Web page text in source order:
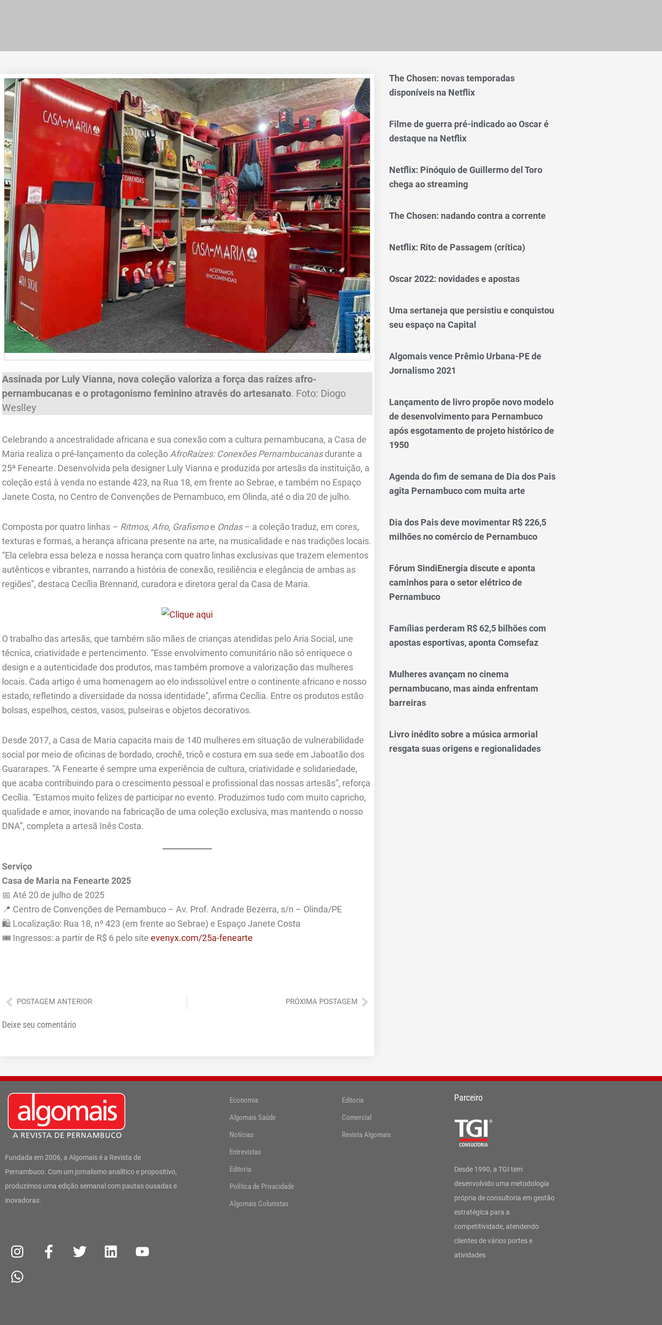
Assinada por Luly Vianna, nova coleção valoriza a força das raízes afro-
pernambucanas e o protagonismo feminino através do artesanato. Foto: Diogo
Weslley
Celebrando a ancestralidade africana e sua conexão com a cultura pernambucana, a Casa de
Maria realiza o pré-lançamento da coleçãoAfroRaízes: Conexões Pernambucanasdurante a
25ª Fenearte. Desenvolvida pela designer Luly Vianna e produzida por artesãs da instituição, a
coleção está à venda no estande 423, na Rua 18, em frente ao Sebrae, e também no Espaço
Janete Costa, no Centro de Convenções de Pernambuco, em Olinda, até o dia 20 de julho.
Composta por quatro linhas – Ritmos, Afro, Grafismoe Ondas– a coleção traduz, em cores,
texturas e formas, a herança africana presente na arte, na musicalidade e nas tradições locais.
“Ela celebra essa beleza e nossa herança com quatro linhas exclusivas que trazem elementos
autênticos e vibrantes, narrando a história de conexão, resiliência e elegância de ambas as
regiões”, destaca Cecília Brennand, curadora e diretora geral da Casa de Maria.
O trabalho das artesãs, que também são mães de crianças atendidas pelo Aria Social, une
técnica, criatividade e pertencimento. “Esse envolvimento comunitário não só enriquece o
design e a autenticidade dos produtos, mas também promove a valorização das mulheres
locais. Cada artigo é uma homenagem ao elo indissolúvel entre o continente africano e nosso
estado, refletindo a diversidade da nossa identidade”, afirma Cecília. Entre os produtos estão
bolsas, espelhos, cestos, vasos, pulseiras e objetos decorativos.
Desde 2017, a Casa de Maria capacita mais de 140 mulheres em situação de vulnerabilidade
social por meio de oficinas de bordado, crochê, tricô e costura em sua sede em Jaboatão dos
Guararapes. “A Fenearte é sempre uma experiência de cultura, criatividade e solidariedade,
que acaba contribuindo para o crescimento pessoal e profissional das nossas artesãs”, reforça
Cecília. “Estamos muito felizes de participar no evento. Produzimos tudo com muito capricho,
qualidade e amor, inovando na fabricação de uma coleção exclusiva, mas mantendo o nosso
DNA”, completa a artesã Inês Costa.
Serviço
Casa de Maria na Fenearte 2025
📅 Até 20 de julho de 2025
📍 Centro de Convenções de Pernambuco – Av. Prof. Andrade Bezerra, s/n – Olinda/PE
🛍️ Localização: Rua 18, nº 423 (em frente ao Sebrae) e Espaço Janete Costa
🎟️ Ingressos: a partir de R$ 6 pelo site evenyx.com/25a-fenearte
Anterior
POSTAGEM ANTERIOR PRÓXIMA POSTAGEMPróximo
Deixe seu comentário
The Chosen: novas temporadas
disponíveis na Netflix
Filme de guerra pré-indicado ao Oscar é
destaque na Netflix
Netflix: Pinóquio de Guillermo del Toro
chega ao streaming
The Chosen: nadando contra a corrente
Netflix: Rito de Passagem (crítica)
Oscar 2022: novidades e apostas
Uma sertaneja que persistiu e conquistou
seu espaço na Capital
Algomais vence Prêmio Urbana-PE de
Jornalismo 2021
Lançamento de livro propõe novo modelo
de desenvolvimento para Pernambuco
após esgotamento de projeto histórico de
1950
Agenda do fim de semana de Dia dos Pais
agita Pernambuco com muita arte
Dia dos Pais deve movimentar R$ 226,5
milhões no comércio de Pernambuco
Fórum SindiEnergia discute e aponta
caminhos para o setor elétrico de
Pernambuco
Famílias perderam R$ 62,5 bilhões com
apostas esportivas, aponta Comsefaz
Mulheres avançam no cinema
pernambucano, mas ainda enfrentam
barreiras
Livro inédito sobre a música armorial
resgata suas origens e regionalidades
Fundada em 2006, a Algomais é a Revista de
Pernambuco. Com um jornalismo analítico e propositivo,
produzimos uma edição semanal com pautas ousadas e
inovadoras.
n
s
t
a
c
w
i
n
o
h
a
t
Economia
Algomais Saúde
Notícias
Entrevistas
Editoria
Política de Privacidade
Algomais Colunistas
Editoria
Comercial
Revista Algomais
Parceiro
Desde 1990, a TGI tem
desenvolvido uma metodologia
própria de consultoria em gestão
estratégica para a
competitividade, atendendo
clientes de vários portes e
atividades